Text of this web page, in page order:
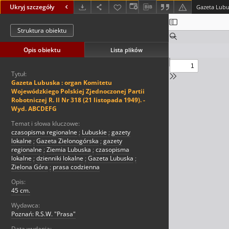
Ukryj szczegóły
Struktura obiektu
Opis obiektu Lista plików
Tytuł:
Gazeta Lubuska : organ Komitetu
Wojewódzkiego Polskiej Zjednoczonej Partii
Robotniczej R. II Nr 318 (21 listopada 1949). -
Wyd. ABCDEFG
Temat i słowa kluczowe:
czasopisma regionalne ; Lubuskie ; gazety
lokalne ; Gazeta Zielonogórska ; gazety
regionalne ; Ziemia Lubuska ; czasopisma
lokalne ; dzienniki lokalne ; Gazeta Lubuska ;
Zielona Góra ; prasa codzienna
Opis:
45 cm.
Wydawca:
Poznań: R.S.W. "Prasa"